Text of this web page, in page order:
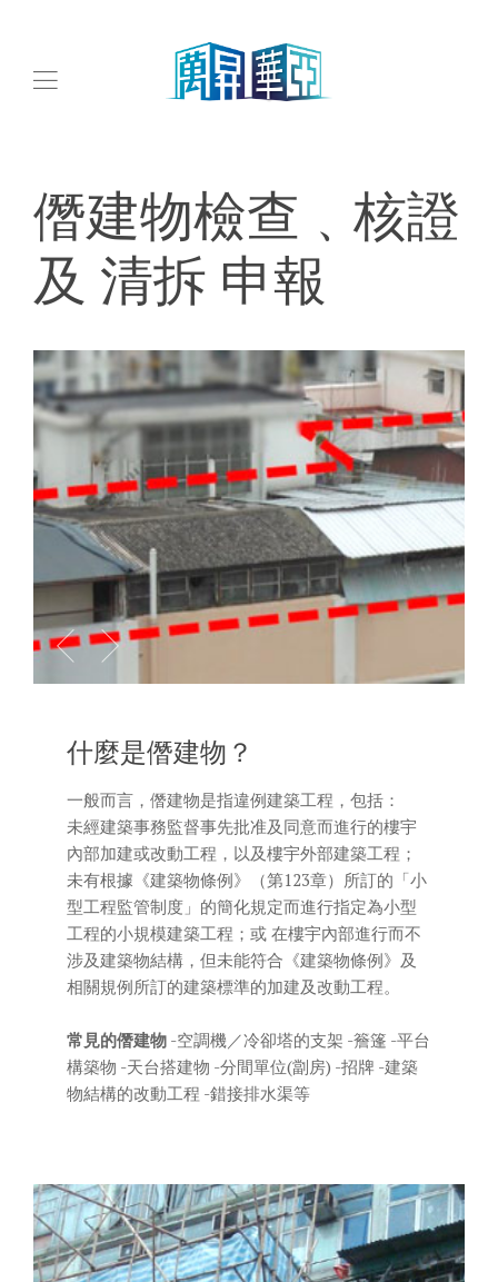
僭建物檢查﹑核證
及 清拆 申報
什麼是僭建物？
一般而言，僭建物是指違例建築工程，包括：
未經建築事務監督事先批准及同意而進行的樓宇
內部加建或改動工程，以及樓宇外部建築工程；
未有根據《建築物條例》（第123章）所訂的「小
型工程監管制度」的簡化規定而進行指定為小型
工程的小規模建築工程；或 在樓宇內部進行而不
涉及建築物結構，但未能符合《建築物條例》及
相關規例所訂的建築標準的加建及改動工程。
常見的僭建物 -空調機／冷卻塔的支架 -簷篷 -平台
構築物 -天台搭建物 -分間單位(劏房) -招牌 -建築
物結構的改動工程 -錯接排水渠等